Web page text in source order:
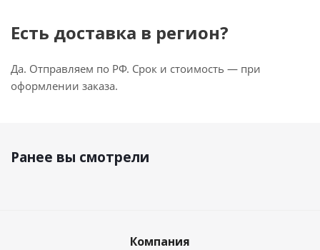
Есть доставка в регион?
Да. Отправляем по РФ. Срок и стоимость — при
оформлении заказа.
Ранее вы смотрели
Компания